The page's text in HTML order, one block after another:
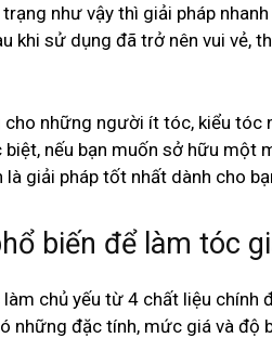
như vậy thì giải pháp
khi sử dụng đã trở nên vui vẻ,
cho những người ít tóc, kiểu
nếu bạn muốn sở hữu một
giải pháp tốt nhất dành cho
biến để làm tóc
chủ yếu từ 4 chất liệu chính
những đặc tính, mức giá và độ